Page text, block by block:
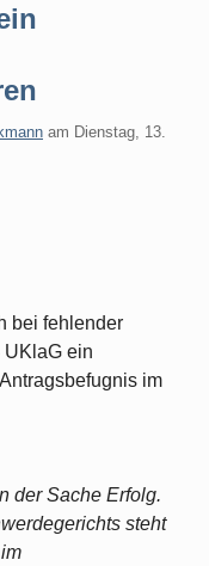
am Dienstag, 13.
bei fehlender
UKlaG ein
im
der Sache Erfolg.
steht